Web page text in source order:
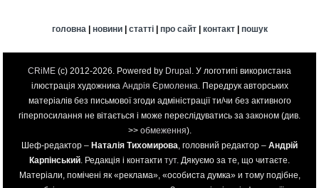
головна| новини| статті| про сайт| контакт| пошук
CRiME (c) 2012-2026. Powered by Drupal. У логотипі використана
ілюстрація художника Андрія Єрмоленка. Передрук авторських
матеріалів без письмової згоди адміністрації ти/чи без активного
гіперпосилання не вітається і може переслідуватись за законом (див.
>> обмеження).
Шеф-редактор – Наталія Тихомирова, головний редактор – Андрій
Карпінський. Редакція і контакти тут. Дякуємо за те, що читаєте.
Матеріали, помічені як «реклама», «особиста думка» и тому подібне,